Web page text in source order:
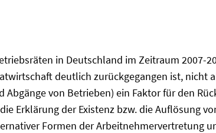
in Deutschland im Zeitraum 2007-
deutlich zurückgegangen ist, nicht
von Betrieben) ein Faktor für den
Erklärung der Existenz bzw. die Auflösung
Formen der Arbeitnehmervertretung